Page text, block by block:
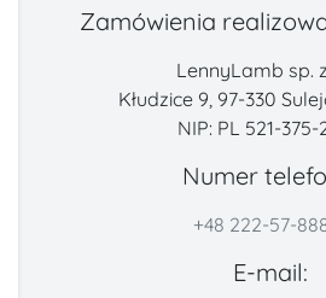
Zamówienia
LennyLamb sp.
Kłudzice 9, 97-330
NIP: PL 521-375-
Numer
+48 222-57-
E-mail: